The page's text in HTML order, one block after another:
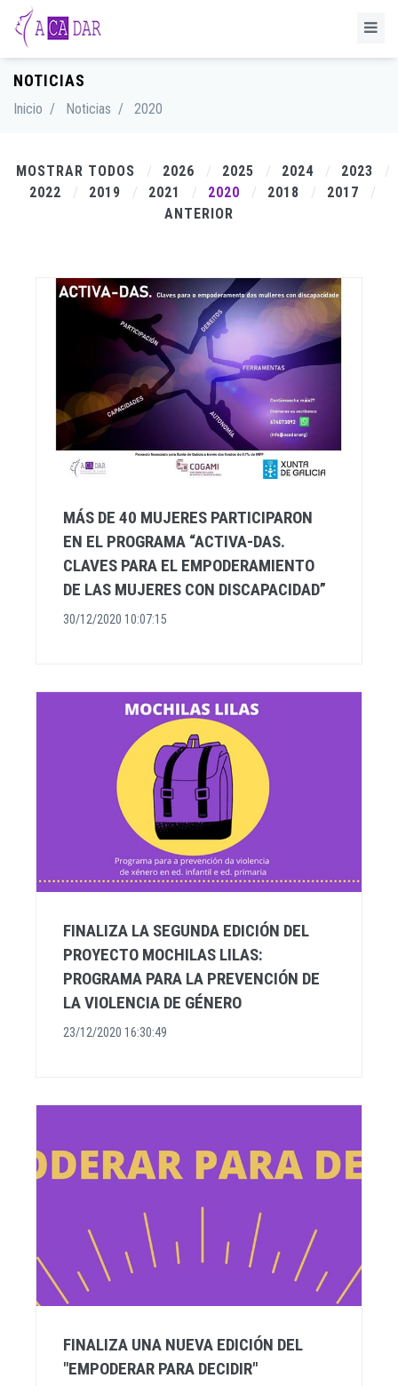
NOTICIAS
Inicio / Noticias / 2020
MOSTRAR TODOS 2026 2025 2024
2023
2022
2019 2021 2020 2018
2017
ANTERIOR
MÁS DE 40 MUJERES PARTICIPARON
EN EL PROGRAMA “ACTIVA-DAS.
CLAVES PARA EL EMPODERAMIENTO
DE LAS MUJERES CON DISCAPACIDAD”
30/12/2020 10:07:15
FINALIZA LA SEGUNDA EDICIÓN DEL
PROYECTO MOCHILAS LILAS:
PROGRAMA PARA LA PREVENCIÓN DE
LA VIOLENCIA DE GÉNERO
23/12/2020 16:30:49
FINALIZA UNA NUEVA EDICIÓN DEL
"EMPODERAR PARA DECIDIR"